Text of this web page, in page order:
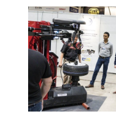
Älykkäitä
ratkaisuja
Autokorjaamomessuilta